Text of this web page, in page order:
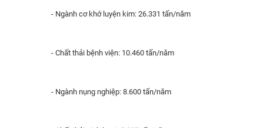
- Ngành cơ khớ luyện kim: 26.331 tấn/năm
- Chất thải bệnh viện: 10.460 tấn/năm
- Ngành nụng nghiệp: 8.600 tấn/năm